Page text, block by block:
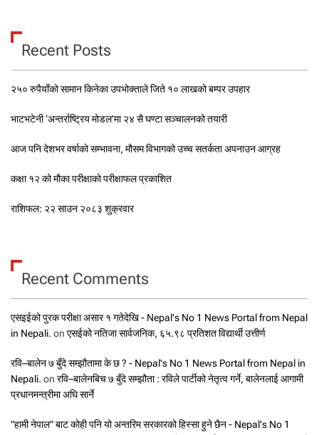
Recent Posts
२५० रुपैयाँको सामान किनेका उपभोक्ताले जिते १० लाखको बम्पर उपहार
भाटभटेनी ‘अन्तर्राष्ट्रिय मोडल’मा २४ सै घण्टा सञ्चालनको तयारी
आज पनि देशभर वर्षाको सम्भावना, मौसम विभागको उच्च सतर्कता अपनाउन आग्रह
कक्षा १२ को मौका परीक्षाको परीक्षाफल प्रकाशित
राशिफल: २२ साउन २०८३ शुक्रवार
Recent Comments
एसइईको पुरक परीक्षा असार १ गतेदेखि - Nepal's No 1 News Portal from Nepal
in Nepali. on एसईको नतिजा सार्वजनिक, ६५.९८ प्रतिशत विद्यार्थी उत्तीर्ण
रवि–बालेन ७ बुँदे सम्झौतामा के छ ? - Nepal's No 1 News Portal from Nepal in
Nepali. on रवि–बालेनबिच ७ बुँदे सम्झौता : रविले पार्टीको नेतृत्व गर्ने, बालेनलाई आगामी
प्रधानमन्त्रीमा अघि सार्ने
"हामी नेपाल" बाट कोही पनि यो अन्तरिम सरकारको हिस्सा हुने छैन - Nepal's No 1